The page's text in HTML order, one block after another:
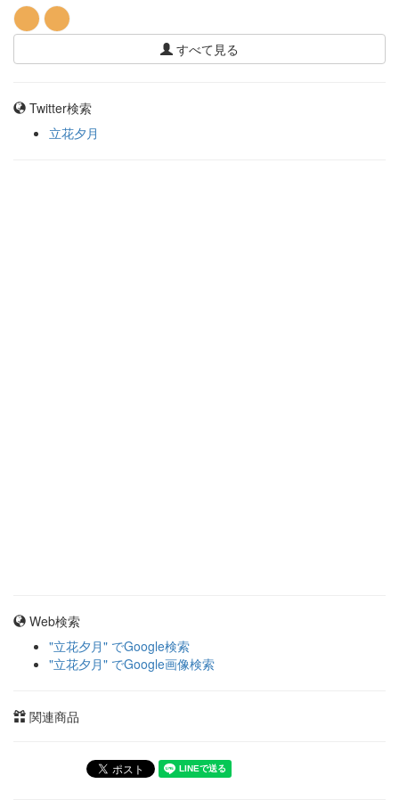
すべて見る
Twitter検索
立花夕月
Web検索
"立花夕月" でGoogle検索
"立花夕月" でGoogle画像検索
関連商品